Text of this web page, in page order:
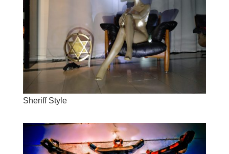
Sheriff Style